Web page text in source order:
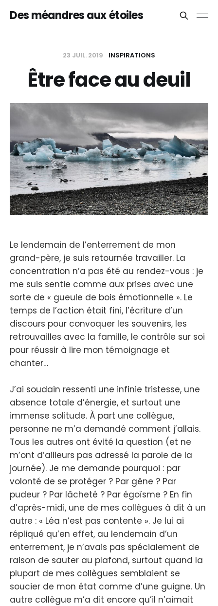
Des méandres aux étoiles
23 JUIL. 2019 INSPIRATIONS
Être face au deuil
Le lendemain de l’enterrement de mon
grand-père, je suis retournée travailler. La
concentration n’a pas été au rendez-vous : je
me suis sentie comme aux prises avec une
sorte de « gueule de bois émotionnelle ». Le
temps de l’action était fini, l’écriture d’un
discours pour convoquer les souvenirs, les
retrouvailles avec la famille, le contrôle sur soi
pour réussir à lire mon témoignage et
chanter…
J’ai soudain ressenti une infinie tristesse, une
absence totale d’énergie, et surtout une
immense solitude. À part une collègue,
personne ne m’a demandé comment j’allais.
Tous les autres ont évité la question (et ne
m’ont d’ailleurs pas adressé la parole de la
journée). Je me demande pourquoi : par
volonté de se protéger ? Par gêne ? Par
pudeur ? Par lâcheté ? Par égoïsme ? En fin
d’après-midi, une de mes collègues à dit à un
autre : « Léa n’est pas contente ». Je lui ai
répliqué qu’en effet, au lendemain d’un
enterrement, je n’avais pas spécialement de
raison de sauter au plafond, surtout quand la
plupart de mes collègues semblaient se
soucier de mon état comme d’une guigne. Un
autre collègue m’a dit encore qu’il n’aimait